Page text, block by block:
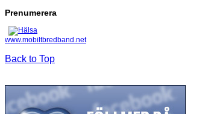
Prenumerera
www.mobiltbredband.net
Back to Top